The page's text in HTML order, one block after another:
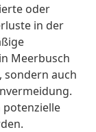
oder
in der
Meerbusch
sondern auch